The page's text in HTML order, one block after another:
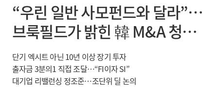
“우린 일반 사모펀드와 달라”…
브룩필드가 밝힌 韓 M&A 청사
진
단기 엑시트 아닌 10년 이상 장기 투자
출자금 3분의1 직접 조달…“FI이자 SI”
대기업 리밸런싱 정조준…조단위 딜 논의